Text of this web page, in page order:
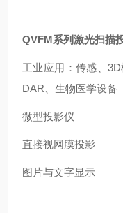
QVFM系列激光扫描
工业应用：传感、
DAR、生物医学设备
微型投影仪
直接视网膜投影
图片与文字显示